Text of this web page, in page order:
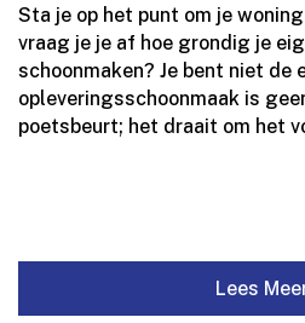
Sta je op het punt om je
vraag je je af hoe grondig je
schoonmaken? Je bent niet de
opleveringsschoonmaak is
poetsbeurt; het draait om het
Lees